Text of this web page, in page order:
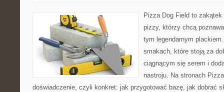
Pizza Dog Field to
pizzy, którzy chcą
tym legendarnym
smakach, które stoją za
ciągnącym się serem i
nastroju. Na stronach
doświadczenie, czyli konkret: jak przygotować bazę, jak dobrać